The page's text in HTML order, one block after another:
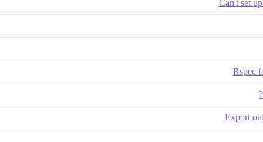
Can't set
Rspec
Export